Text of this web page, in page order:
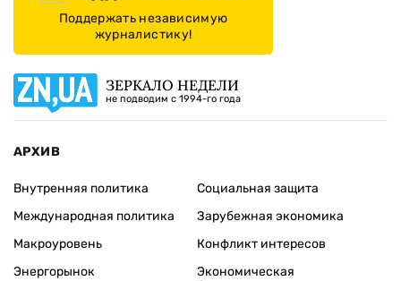
Поддержать независимую
журналистику!
ЗЕРКАЛО НЕДЕЛИ
не подводим с 1994-го года
АРХИВ
Внутренняя политика
Международная политика
Макроуровень
Энергорынок
Социальная защита
Зарубежная экономика
Конфликт интересов
Экономическая